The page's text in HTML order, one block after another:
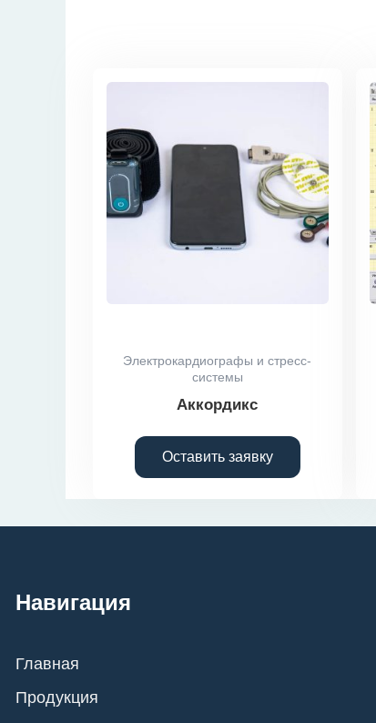
Электрокардиографы и стресс-
системы
Аккордикс
Оставить заявку
Навигация
Главная
Продукция